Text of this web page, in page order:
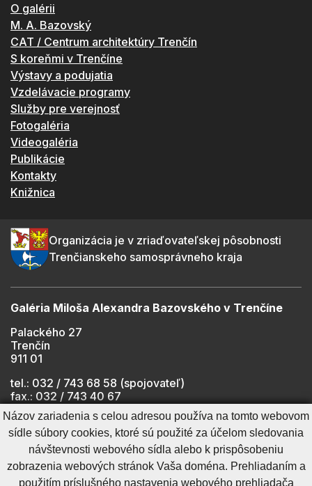
O galérii
M. A. Bazovský
CAT / Centrum architektúry Trenčín
S koreňmi v Trenčíne
Výstavy a podujatia
Vzdelávacie programy
Služby pre verejnosť
Fotogaléria
Videogaléria
Publikácie
Kontakty
Knižnica
Organizácia je v zriaďovateľskej pôsobnosti
Trenčianskeho samosprávneho kraja
Galéria Miloša Alexandra Bazovského v Trenčíne
Palackého 27
Trenčín
911 01
tel.: 032 / 743 68 58 (spojovateľ)
fax.: 032 / 743 40 67
e-mail:
info@gmab.sk
Cookies nastavenie
Ochrana osobných údajov
Cookies - viac informácií
Vyhlásenie o prístupnosti
Technický prevádzkovateľ
Správca obsahu
Názov zariadenia s celou adresou používa na tomto webovom
sídle súbory cookies, ktoré sú použité za účelom sledovania
návštevnosti webového sídla alebo k prispôsobeniu
zobrazenia webových stránok Vaša doména. Prehliadaním a
použitím príslušného nastavenia webového prehliadača